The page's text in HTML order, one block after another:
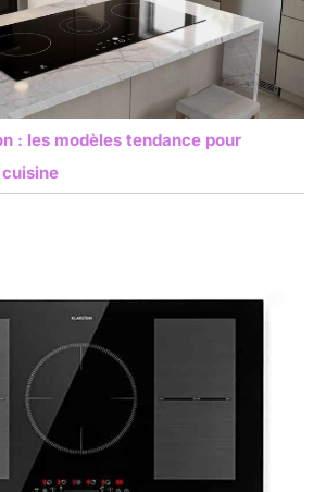
: les modèles tendance pour